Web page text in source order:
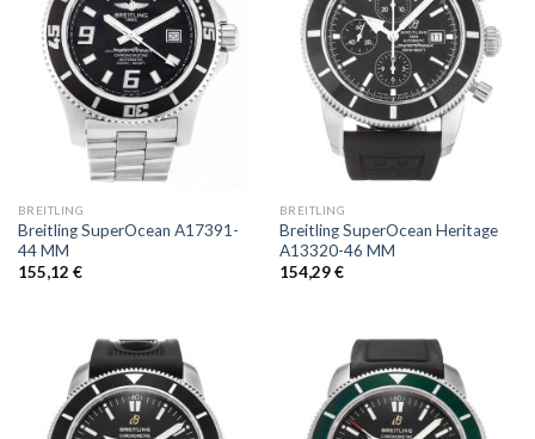
BREITLING
Breitling SuperOcean A17391-
44 MM
155,12 €
BREITLING
Breitling SuperOcean Heritage
A13320-46 MM
154,29€